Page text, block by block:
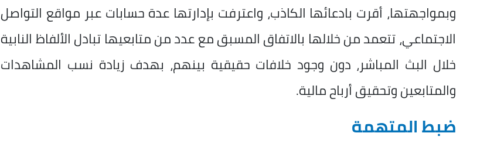
وبمواجهتها، أقرت بادعائها الكاذب، واعترفت بإدارتها عدة حسابات عبر مواقع التواصل
الاجتماعي، تتعمد من خلالها بالاتفاق المسبق مع عدد من متابعيها تبادل الألفاظ النابية
خلال البث المباشر، دون وجود خلافات حقيقية بينهم، بهدف زيادة نسب المشاهدات
والمتابعين وتحقيق أرباح مالية.
ضبط المتهمة